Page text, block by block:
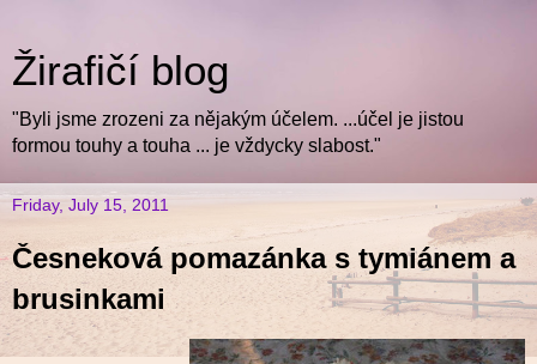
Žirafičí blog
"Byli jsme zrozeni za nějakým účelem. ...účel je jistou
formou touhy a touha ... je vždycky slabost."
Friday, July 15, 2011
Česneková pomazánka s tymiánem a
brusinkami